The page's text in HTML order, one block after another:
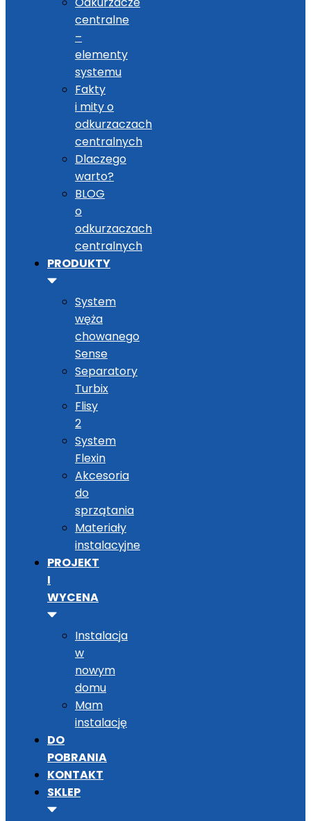
centralne
–
elementy
systemu
Fakty
i mity o
odkurzaczach
centralnych
Dlaczego
warto?
BLOG
o
odkurzaczach
centralnych
PRODUKTY
System
węża
chowanego
Sense
Separatory
Turbix
Flisy
2
System
Flexin
Akcesoria
do
sprzątania
Materiały
instalacyjne
PROJEKT
I
WYCENA
Instalacja
w
nowym
domu
Mam
instalację
DO
POBRANIA
KONTAKT
SKLEP